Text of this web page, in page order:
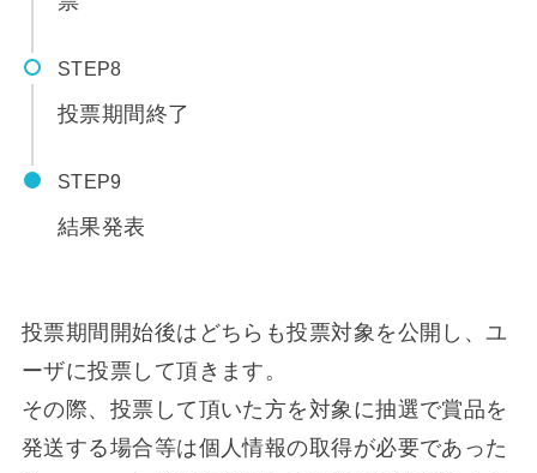
STEP
投票期間終了
STEP
結果発表
投票期間開始後はどちらも投票対象を公開し、ユ
ーザに投票して頂きます。
その際、投票して頂いた方を対象に抽選で賞品を
発送する場合等は個人情報の取得が必要であった